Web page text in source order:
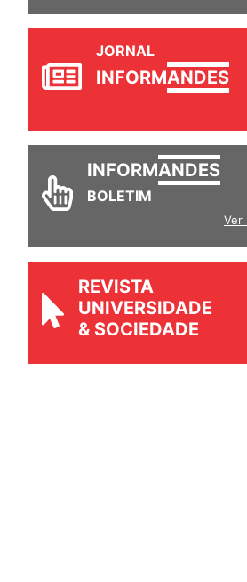
INFORM
INFORMANDES
BOLETIM
REVISTA
UNIVERSIDADE
& SOCIEDADE